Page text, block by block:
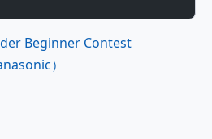
Beginner Contest
）